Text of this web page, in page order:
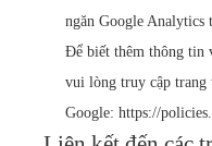
ngăn Google Analytics
Để biết thêm thông tin
vui lòng truy cập trang
Google: https://